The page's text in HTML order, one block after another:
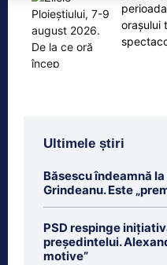
orașului
Ultimele știri
Băsescu îndeamnă
Grindeanu. Este
PSD respinge
președintelui.
motive”